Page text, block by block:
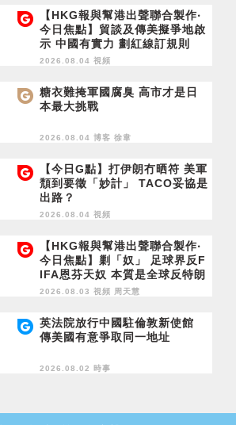
【HKG報與幫港出聲聯合製作‧
今日焦點】貿談及傳美擬爭地啟
示 中國有實力 劃紅線訂規則
2026.08.04 視頻
糖衣難掩軍國腐臭 高市才是日
本最大挑戰
2026.08.04 博客 徐韋
【今日G點】打伊朗冇晒符 美軍
頹到要徵「妙計」 TACO妥協是
出路？
2026.08.04 視頻
【HKG報與幫港出聲聯合製作‧
今日焦點】剿「奴」 足球界反F
IFA恩芬天奴 本質是全球反特朗
普
2026.08.03 視頻 周天慧
英法院放行中國駐倫敦新使館
傳美國有意爭取同一地址
2026.08.02 時事